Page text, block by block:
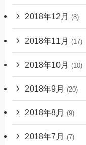
2018年12月 (8)
2018年11月 (17)
2018年10月 (10)
2018年9月 (20)
2018年8月 (9)
2018年7月 (7)